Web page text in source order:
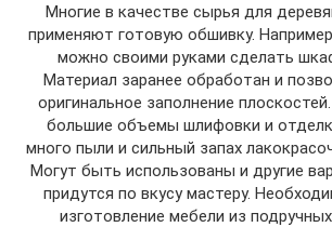
Многие в качестве сырья для
применяют готовую обшивку.
можно своими руками сделать
Материал заранее обработан и
оригинальное заполнение
большие объемы шлифовки и
много пыли и сильный запах
Могут быть использованы и другие
придутся по вкусу мастеру.
изготовление мебели из